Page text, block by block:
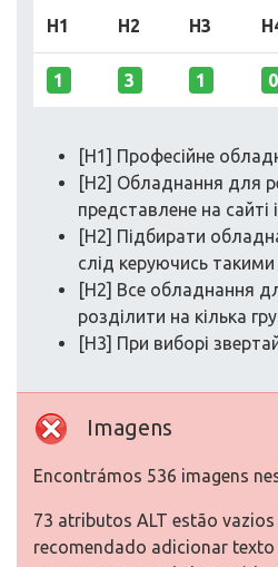
H1 H2 H3
1 3 1 0
[H1] Професійне
[H2] Обладнання для
представлене на сайті
[H2] Підбирати
слід керуючись
[H2] Все обладнання
розділити на кілька
[H3] При виборі
Imagens
Encontrámos 536 imagens
73 atributos ALT estão vazios
recomendado adicionar